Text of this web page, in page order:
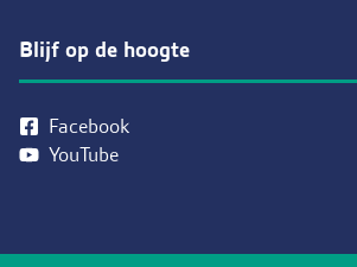
Blijf op de hoogte
Facebook
YouTube